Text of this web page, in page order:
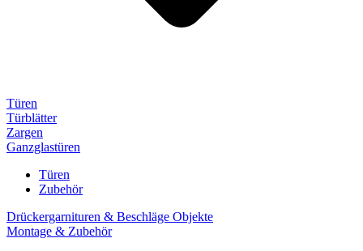
Türen
Türblätter
Zargen
Ganzglastüren
Türen
Zubehör
Drückergarnituren & Beschläge Objekte
Montage & Zubehör